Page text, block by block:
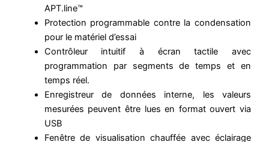
APT.line™
Protection programmable contre la condensation
pour le matériel d’essai
Contrôleur intuitif à écran tactile avec
programmation par segments de temps et en
temps réel.
Enregistreur de données interne, les valeurs
mesurées peuvent être lues en format ouvert via
USB
Fenêtre de visualisation chauffée avec éclairage